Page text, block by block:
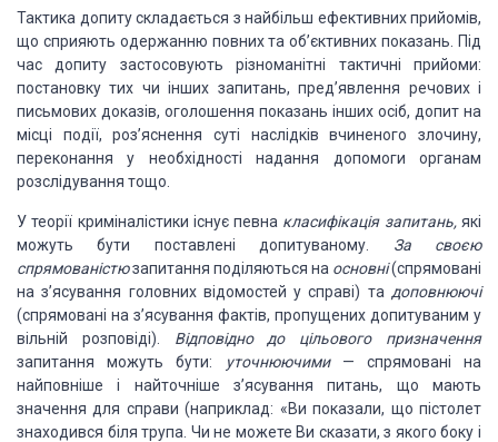
Тактика допиту складається з найбільш ефективних прийомів,
що сприяють одержанню повних та об’єктивних показань.
Під
час допиту застосовують різноманітні тактичні прийоми:
постановку тих чи інших запитань, пред’явлення речових і
письмових доказів, оголошення по­казань інших осіб, допит на
місці події, роз’яснення суті наслідків вчиненого злочину,
переконання у необхідності надання допомоги органам
розслідування тощо.
У теорії криміналістики існуєпевна класифікація запитань,які
можуть бути поставлені допитуваному. Засвоєю
спрямованістюзапи­тання поділяються на основні(спрямовані
на з’ясування головних відо­мостей у справі) та доповнюючі
(спрямовані на з’ясування фактів, пропущених допитуваним у
вільній розповіді). Відповідно до цільовогопризначення
запитання можуть бути:
уточнюючими— спрямовані на
найповніше і найточніше з’ясування питань, що мають
значення для справи (наприклад: «Ви показали, що пістолет
знаходився біля трупа. Чи не можете Ви сказати, з якого боку і